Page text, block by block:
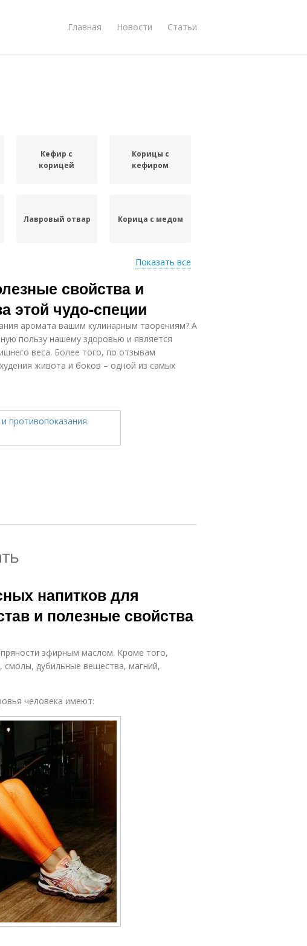
Главная Новости Статьи
Кефир с
корицей
Корицы с
кефиром
Лавровый отвар Корица с медом
Показать все
свойства и
этой чудо-специи
аромата вашим кулинарным творениям? А
пользу нашему здоровью и является
веса. Более того, по отзывам
живота и боков – одной из самых
напитков для
и полезные свойства
эфирным маслом. Кроме того,
дубильные вещества, магний,
человека имеют: